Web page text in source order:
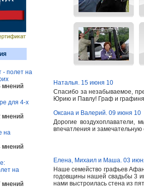
- полет на
мнений
для 4-х
мнений
на
мнений
на
мнений
Наталья. 15 июня 10
Спасибо за незабываемое,
Юрию и Павлу! Граф и
Оксана и Валерий. 09 июня 10
Дорогие
впечатления и
Елена, Михаил и Маша. 03
Наше семейство графьев
годовщины нашей свадьбы 3
нами выстроилась стена из